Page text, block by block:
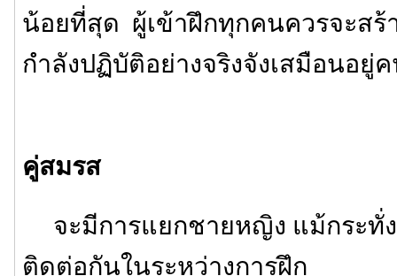
น้อยที่สุด ผู้เข้าฝึกทุกคนควรจะสร้
กำลังปฏิบัติอย่างจริงจังเสมือนอยู่
คู่สมรส
จะมีการแยกชายหญิง แม้กระทั่
ติดต่อกันในระหว่างการฝึก